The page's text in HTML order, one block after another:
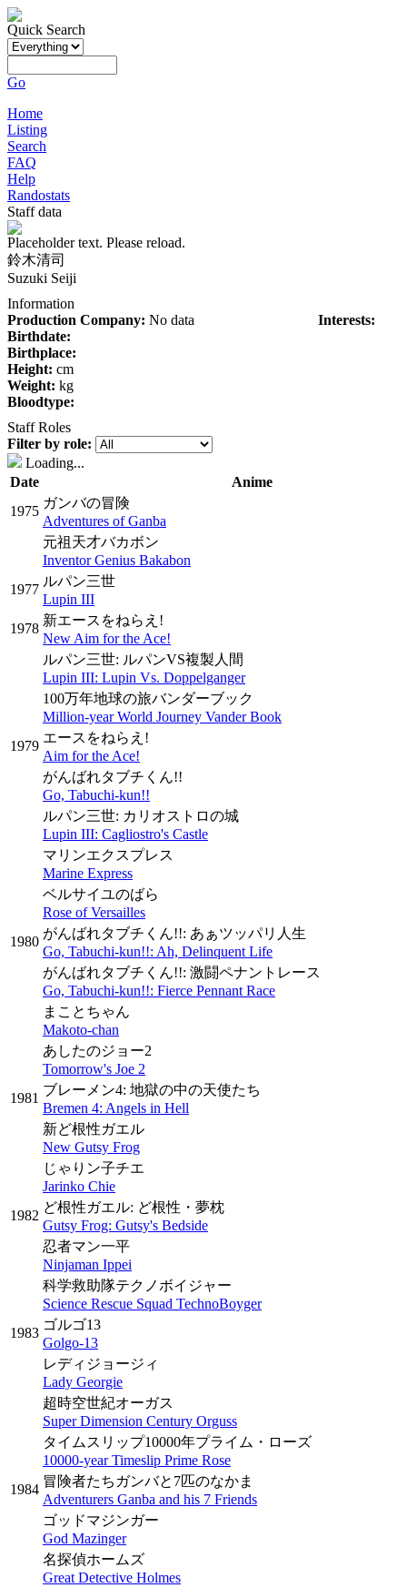
Quick Search
Go
Home
Listing
Search
FAQ
Help
Randostats
Staff data
Placeholder text. Please reload.
鈴木清司
Suzuki Seiji
Information
Production Company: No data
Birthdate:
Birthplace:
Height: cm
Weight: kg
Bloodtype:
Interests:
Staff Roles
Filter by role:
Loading...
Date
Anime
1975
ガンバの冒険
Adventures of Ganba
元祖天才バカボン
Inventor Genius Bakabon
1977
ルパン三世
Lupin III
1978
新エースをねらえ!
New Aim for the Ace!
ルパン三世: ルパンVS複製人間
Lupin III: Lupin Vs. Doppelganger
100万年地球の旅バンダーブック
Million-year World Journey Vander Book
1979
エースをねらえ!
Aim for the Ace!
がんばれタブチくん!!
Go, Tabuchi-kun!!
ルパン三世: カリオストロの城
Lupin III: Cagliostro's Castle
マリンエクスプレス
Marine Express
ベルサイユのばら
Rose of Versailles
1980
がんばれタブチくん!!: あぁツッパリ人生
Go, Tabuchi-kun!!: Ah, Delinquent Life
がんばれタブチくん!!: 激闘ペナントレース
Go, Tabuchi-kun!!: Fierce Pennant Race
まことちゃん
Makoto-chan
あしたのジョー2
Tomorrow's Joe 2
1981
ブレーメン4: 地獄の中の天使たち
Bremen 4: Angels in Hell
新ど根性ガエル
New Gutsy Frog
じゃりン子チエ
Jarinko Chie
1982
ど根性ガエル: ど根性・夢枕
Gutsy Frog: Gutsy's Bedside
忍者マン一平
Ninjaman Ippei
科学救助隊テクノボイジャー
Science Rescue Squad TechnoBoyger
1983
ゴルゴ13
Golgo-13
レディジョージィ
Lady Georgie
超時空世紀オーガス
Super Dimension Century Orguss
タイムスリップ10000年プライム・ローズ
10000-year Timeslip Prime Rose
1984
冒険者たちガンバと7匹のなかま
Adventurers Ganba and his 7 Friends
ゴッドマジンガー
God Mazinger
名探偵ホームズ
Great Detective Holmes